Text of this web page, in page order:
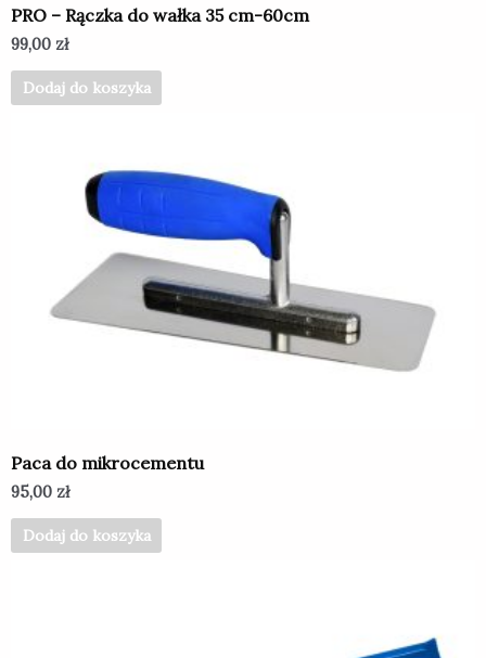
PRO – Rączka do wałka 35 cm-60cm
99,00 zł
Dodaj do koszyka
Paca do mikrocementu
95,00 zł
Dodaj do koszyka